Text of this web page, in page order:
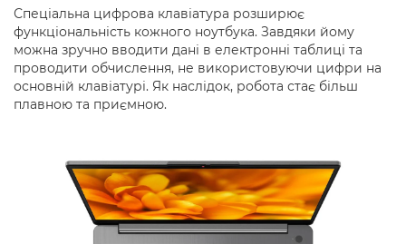
Спеціальна цифрова клавіатура розширює
функціональність кожного ноутбука. Завдяки йому
можна зручно вводити дані в електронні таблиці та
проводити обчислення, не використовуючи цифри на
основній клавіатурі. Як наслідок, робота стає більш
плавною та приємною.